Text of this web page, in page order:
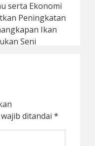
serta Ekonomi
Peningkatan
Ikan
Seni
ditandai *